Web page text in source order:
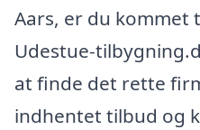
Aars, er du kommet
Udestue-
at finde det rette
indhentet tilbud og